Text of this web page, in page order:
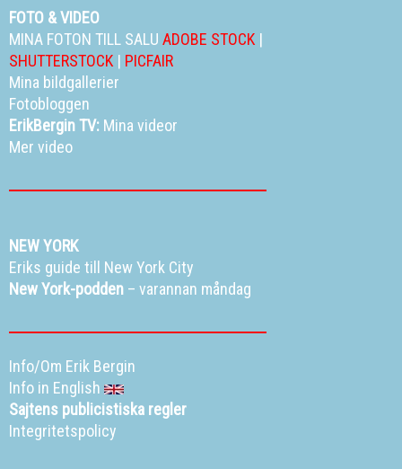
FOTO & VIDEO
MINA FOTON TILL SALU ADOBE STOCK |
SHUTTERSTOCK | PICFAIR
Mina bildgallerier
Fotobloggen
ErikBergin TV: Mina videor
Mer video
NEW YORK
Eriks guide till New York City
New York-podden – varannan måndag
Info/Om Erik Bergin
Info in English
Sajtens publicistiska regler
Integritetspolicy